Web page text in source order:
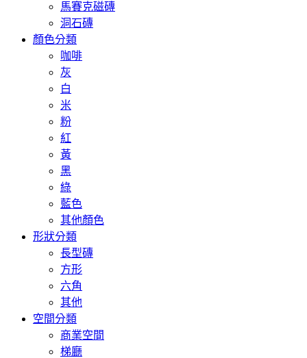
馬賽克磁磚
洞石磚
顏色分類
咖啡
灰
白
米
粉
紅
黃
黑
綠
藍色
其他顏色
形狀分類
長型磚
方形
六角
其他
空間分類
商業空間
梯廳